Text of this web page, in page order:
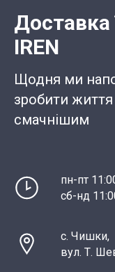
Доставка
IREN
Щодня ми
зробити
смачнішим
пн-пт
сб-нд
с. Чишки,
вул. Т.